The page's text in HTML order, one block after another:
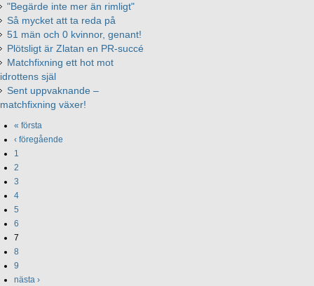
"Begärde inte mer än rimligt"
Så mycket att ta reda på
51 män och 0 kvinnor, genant!
Plötsligt är Zlatan en PR-succé
Matchfixning ett hot mot
idrottens själ
Sent uppvaknande –
matchfixning växer!
« första
‹ föregående
1
2
3
4
5
6
7
8
9
nästa ›